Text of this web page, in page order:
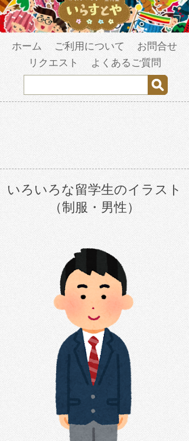
ホーム ご利用について
お問合せ
リクエスト
よくあるご質問
いろいろな留学生のイラスト
（制服・男性）